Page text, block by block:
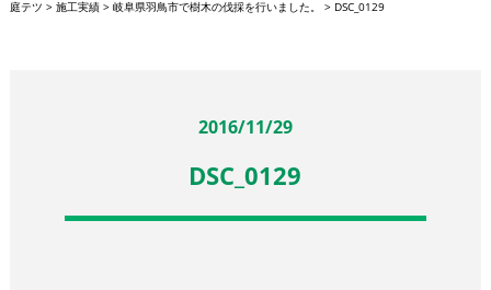
庭テツ > 施工実績> 岐阜県羽鳥市で樹木の伐採を行いました。 > DSC_0129
2016/11/29
DSC_0129